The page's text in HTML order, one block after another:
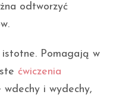
odtworzyć
istotne. Pomagają w
ćwiczenia
i wydechy,